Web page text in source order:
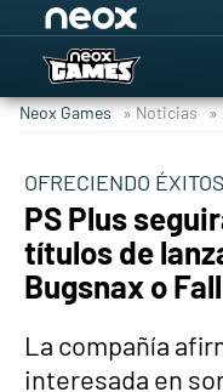
Neox Games » Noticias »
OFRECIENDO ÉXITOS
PS Plus
títulos de
Bugsnax o
La compañía
interesada en